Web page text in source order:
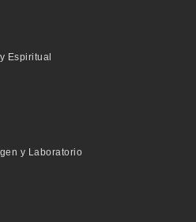
Espiritual
y Laboratorio